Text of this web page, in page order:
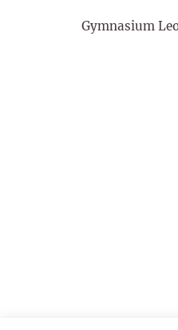
Gymnasium